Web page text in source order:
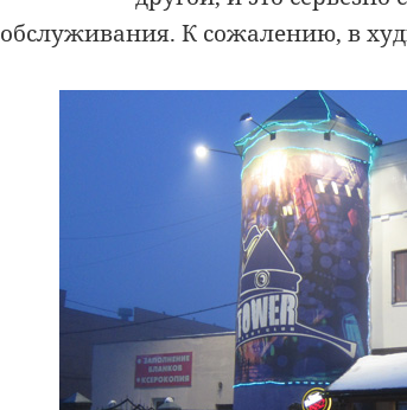
обслуживания. К сожалению, в